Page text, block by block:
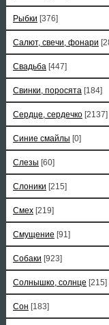
Рыбки [376]
Салют, свечи, фонари
Свадьба [447]
Свинки, поросята [184]
Сердце, сердечко [2137]
Синие смайлы [0]
Слезы [60]
Слоники [215]
Смех [219]
Смущение [91]
Собаки [923]
Солнышко, солнце [215]
Сон [183]